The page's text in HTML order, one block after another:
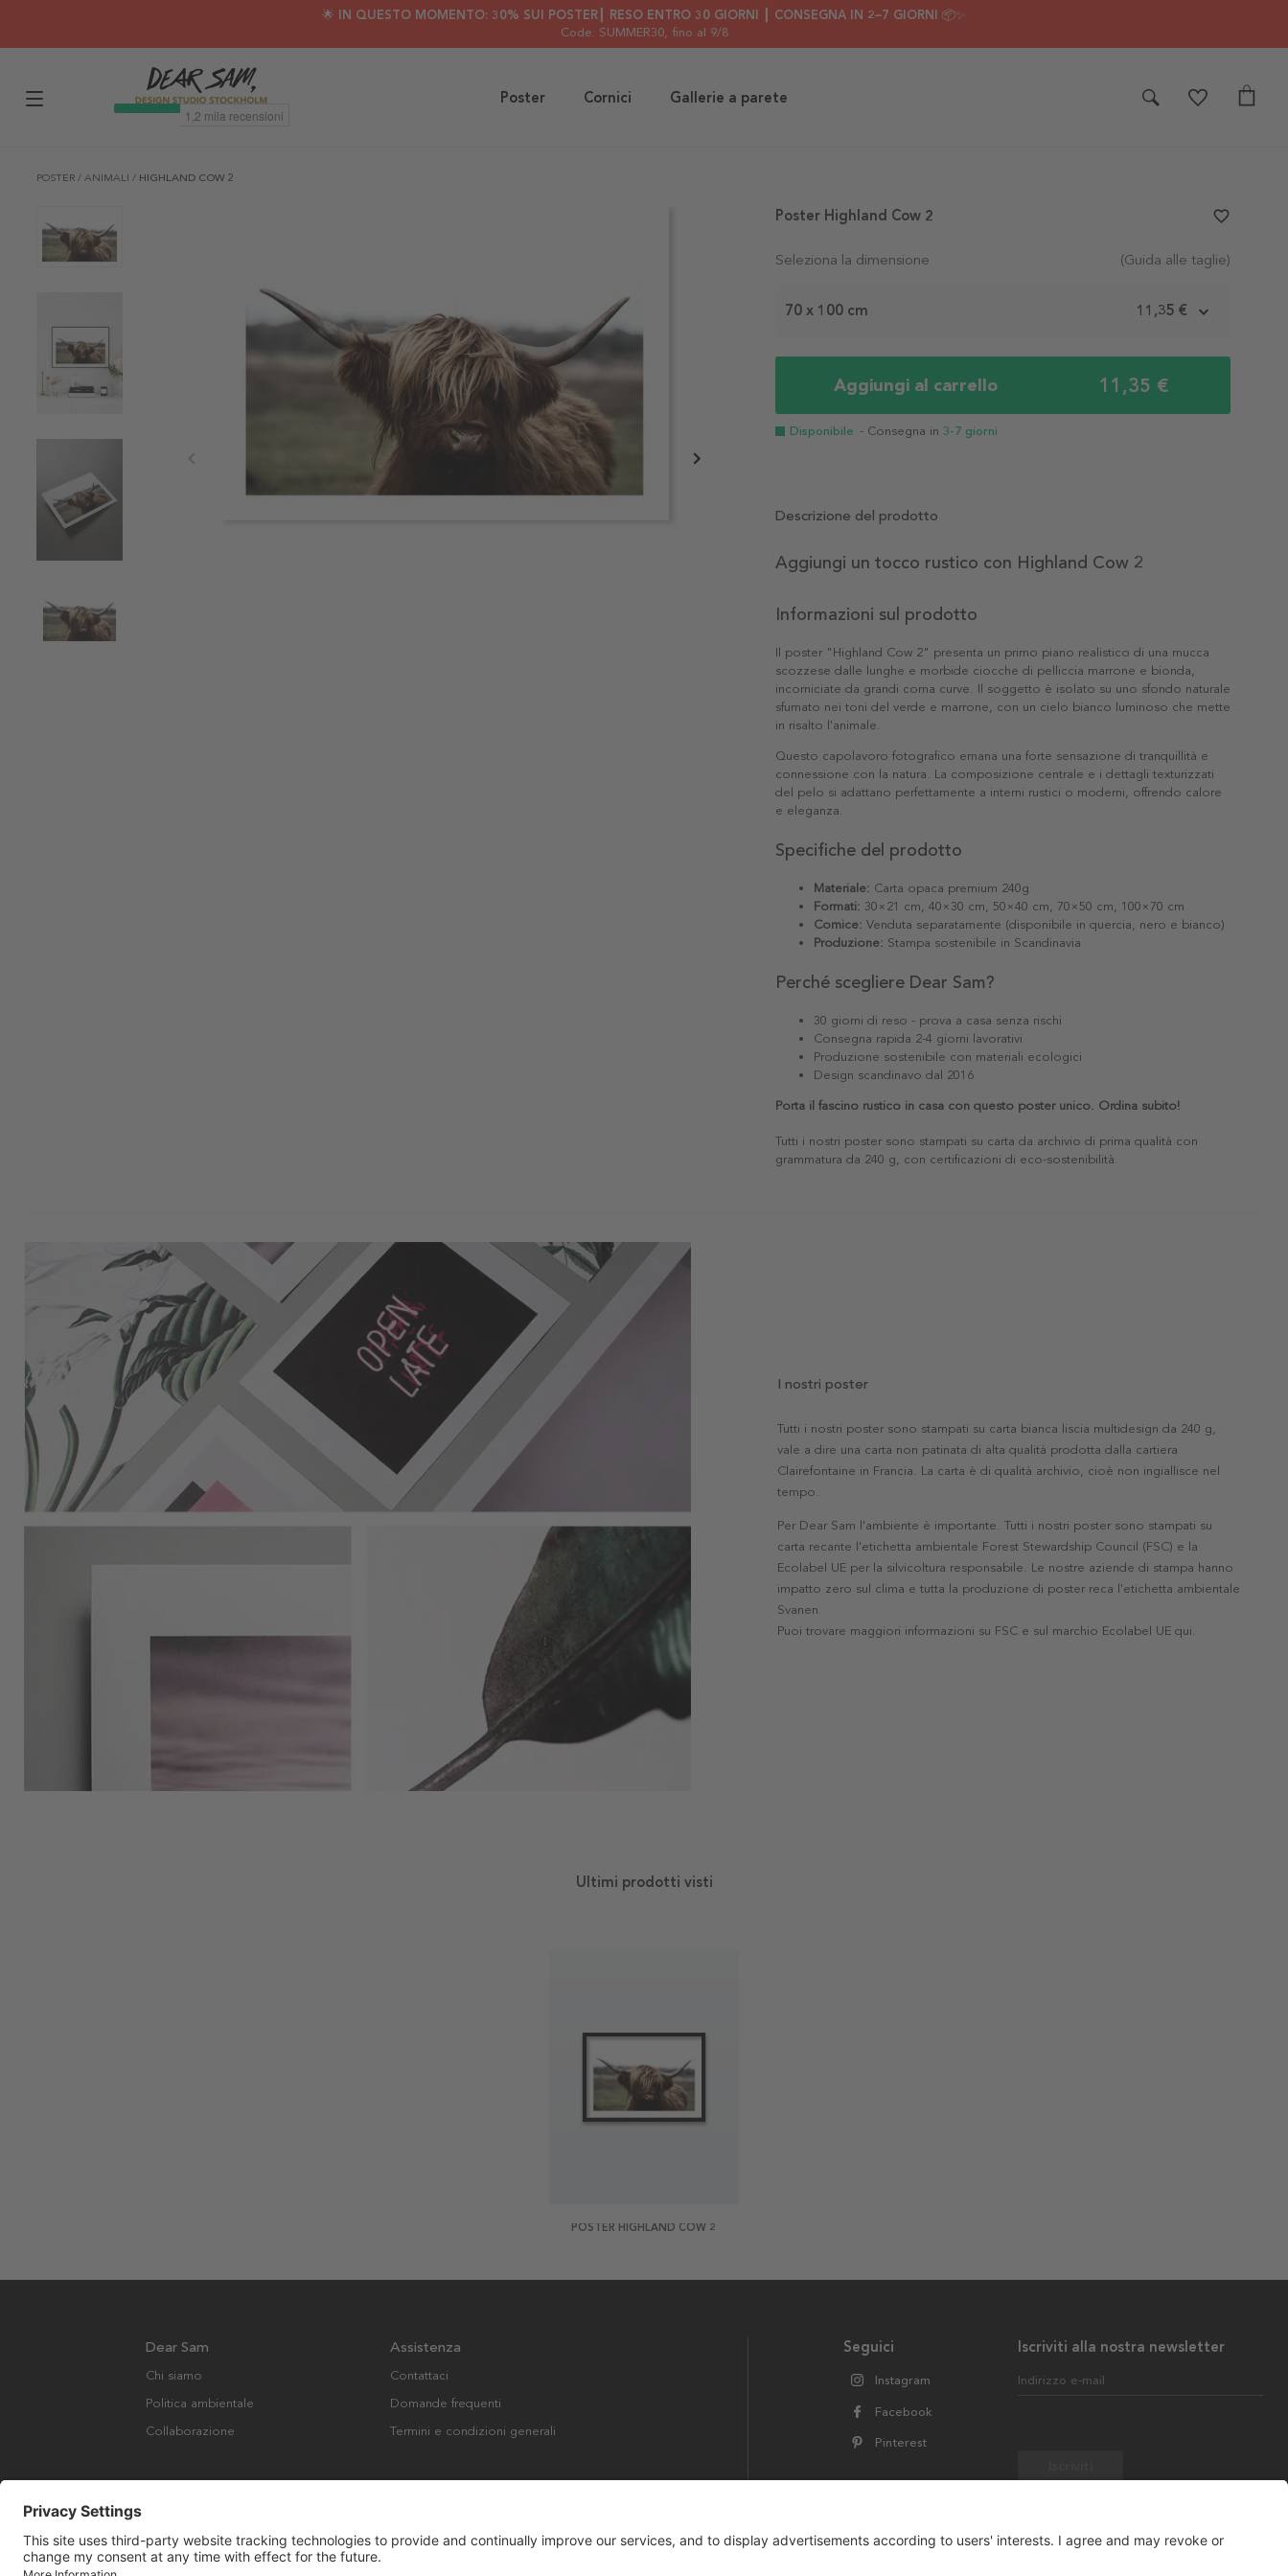
🌟 IN QUESTO MOMENTO: 30% SUI POSTER┃ RESO ENTRO 30 GIORNI ┃ CONSEGNA IN 2–7 GIORNI 📦✨
Code: SUMMER30, fino al 9/8
Poster Cornici Gallerie a parete
POSTER / ANIMALI / HIGHLAND COW 2
Seleziona la dimensione (Guida alle taglie)
70 x 100 cm 11,35 €
Aggiungi al carrello 11,35 €
Disponibile - Consegna in 3-7 giorni
Poster Highland Cow 2 favorite_border
Descrizione del prodotto
Aggiungi un tocco rustico con Highland Cow 2
Informazioni sul prodotto
Il poster "Highland Cow 2" presenta un primo piano realistico di una mucca
scozzese dalle lunghe e morbide ciocche di pelliccia marrone e bionda,
incorniciate da grandi corna curve. Il soggetto è isolato su uno sfondo naturale
sfumato nei toni del verde e marrone, con un cielo bianco luminoso che mette
in risalto l'animale.
Questo capolavoro fotografico emana una forte sensazione di tranquillità e
connessione con la natura. La composizione centrale e i dettagli texturizzati
del pelo si adattano perfettamente a interni rustici o moderni, offrendo calore
e eleganza.
Specifiche del prodotto
Materiale: Carta opaca premium 240g
Formati: 30×21 cm, 40×30 cm, 50×40 cm, 70×50 cm, 100×70 cm
Cornice: Venduta separatamente (disponibile in quercia, nero e bianco)
Produzione: Stampa sostenibile in Scandinavia
Perché scegliere Dear Sam?
30 giorni di reso - prova a casa senza rischi
Consegna rapida 2-4 giorni lavorativi
Produzione sostenibile con materiali ecologici
Design scandinavo dal 2016
Porta il fascino rustico in casa con questo poster unico. Ordina subito!
Tutti i nostri poster sono stampati su carta da archivio di prima qualità con
grammatura da 240 g, con certificazioni di eco-sostenibilità.
I nostri poster
Tutti i nostri poster sono stampati su carta bianca liscia multidesign da 240 g,
vale a dire una carta non patinata di alta qualità prodotta dalla cartiera
Clairefontaine in Francia. La carta è di qualità archivio, cioè non ingiallisce nel
tempo.
Per Dear Sam l'ambiente è importante. Tutti i nostri poster sono stampati su
carta recante l'etichetta ambientale Forest Stewardship Council (FSC) e la
Ecolabel UE per la silvicoltura responsabile. Le nostre aziende di stampa hanno
impatto zero sul clima e tutta la produzione di poster reca l'etichetta ambientale
Svanen.
Puoi trovare maggiori informazioni su FSC e sul marchio Ecolabel UE qui.
Ultimi prodotti visti
POSTER HIGHLAND COW 2
Iscriviti alla nostra newsletter
Indirizzo e-mail
Seguici
Instagram
Facebook
Pinterest
Dear Sam
Chi siamo
Politica ambientale
Collaborazione
Assistenza
Contattaci
Domande frequenti
Termini e condizioni generali